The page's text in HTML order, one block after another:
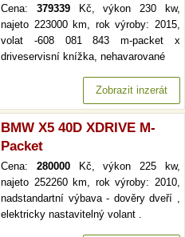
Cena: 379339Kč, výkon 230 kw,
najeto 223000 km, rok výroby: 2015,
volat -608 081 843 m-packet x
driveservisní knížka, nehavarované
Zobrazit inzerát
BMW X5 40D XDRIVE M-
Packet
Cena: 280000Kč, výkon 225 kw,
najeto 252260 km, rok výroby: 2010,
nadstandartní výbava - dověry dveří ,
elektricky nastavitelný volant .